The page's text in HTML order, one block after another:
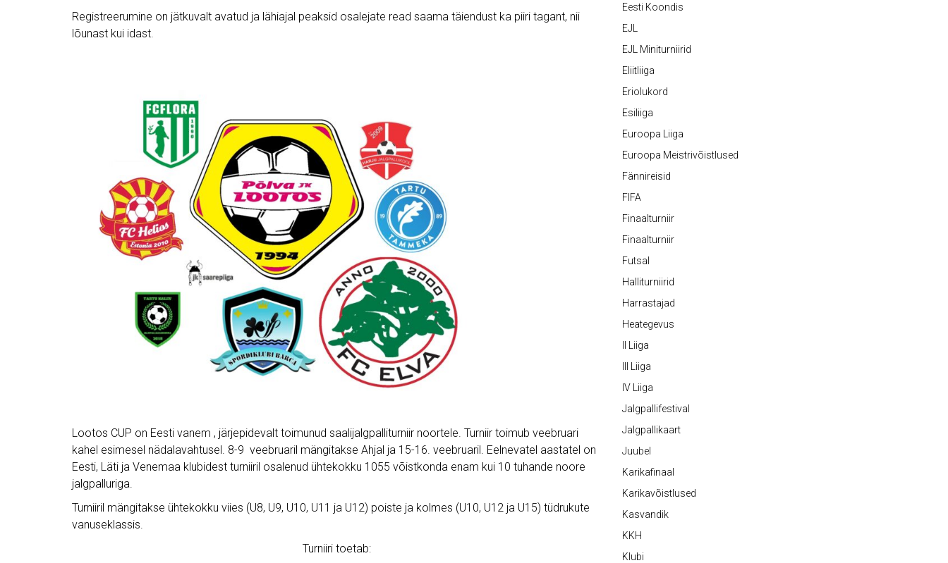
Registreerumine on jätkuvalt avatud ja lähiajal peaksid osalejate read saama täiendust ka piiri tagant, nii
lõunast kui idast.
Lootos CUP on Eesti vanem , järjepidevalt toimunud saalijalgpalliturniir noortele. Turniir toimub veebruari
kahel esimesel nädalavahtusel. 8-9 veebruaril mängitakse Ahjal ja 15-16. veebruaril. Eelnevatel aastatel on
Eesti, Läti ja Venemaa klubidest turniiril osalenud ühtekokku 1055 võistkonda enam kui 10 tuhande noore
jalgpalluriga.
Turniiril mängitakse ühtekokku viies (U8, U9, U10, U11 ja U12) poiste ja kolmes (U10, U12 ja U15) tüdrukute
vanuseklassis.
Turniiri toetab:
Eesti Koondis
EJL
EJL Miniturniirid
Eliitliiga
Eriolukord
Esiliiga
Euroopa Liiga
Euroopa Meistrivõistlused
Fännireisid
FIFA
Finaalturniir
Finaalturniir
Futsal
Halliturniirid
Harrastajad
Heategevus
II Liiga
III Liiga
IV Liiga
Jalgpallifestival
Jalgpallikaart
Juubel
Karikafinaal
Karikavõistlused
Kasvandik
KKH
Klubi